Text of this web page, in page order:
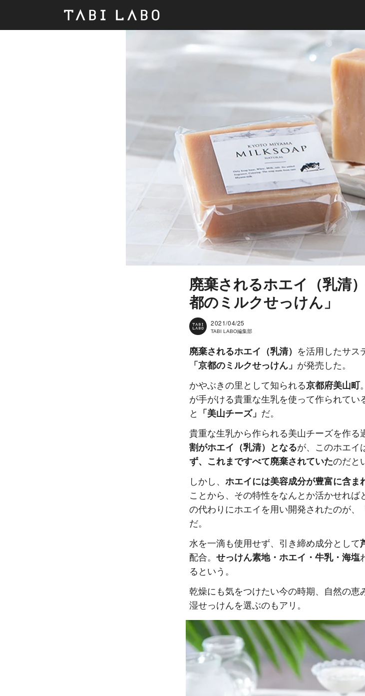
廃棄されるホエイ（乳清
都のミルクせっけん」
2021/04/25
TABI LABO編集部
廃棄されるホエイ（乳清） を活用したサス
「京都のミルクせっけん」 が発売した。
かやぶきの里として知られる京都府美山町
が手がける貴重な生乳を使って作られてい
と
「美山チーズ」 だ。
貴重な生乳から作られる美山チーズを作る
割がホエイ（乳清）となるが、このホエイ
ず、これまですべて廃棄されていたのだと
しかし、 ホエイには美容成分が豊富に含ま
ことから、その特性をなんとか活かせれば
の代わりにホエイを用い開発されたのが、
だ。
水を一滴も使用せず、引き締め成分として
配合。 せっけん素地・ホエイ・牛乳・海塩
るという。
乾燥にも気をつけたい今の時期、自然の恵
湿せっけんを選ぶのもアリ。